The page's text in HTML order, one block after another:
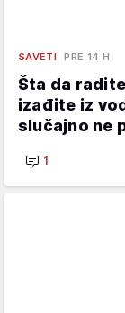
SAVETI PRE 14 H
Šta da
izađite iz
slučajno ne
1